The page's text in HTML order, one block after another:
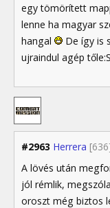
egy tömörített
lenne ha magyar
hangal
De így is
ujraindul agép tőle:S
#2963 Herrera
A lövés után
jól rémlik,
oroszt még biztos